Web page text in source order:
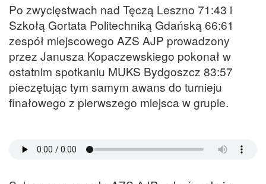
Po zwycięstwach nad Tęczą Leszno 71:43 i
Szkołą Gortata Politechniką Gdańską 66:61
zespół miejscowego AZS AJP prowadzony
przez Janusza Kopaczewskiego pokonał w
ostatnim spotkaniu MUKS Bydgoszcz 83:57
pieczętując tym samym awans do turnieju
finałowego z pierwszego miejsca w grupie.